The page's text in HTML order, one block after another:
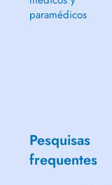
paramédicos
Pesquisas
frequentes